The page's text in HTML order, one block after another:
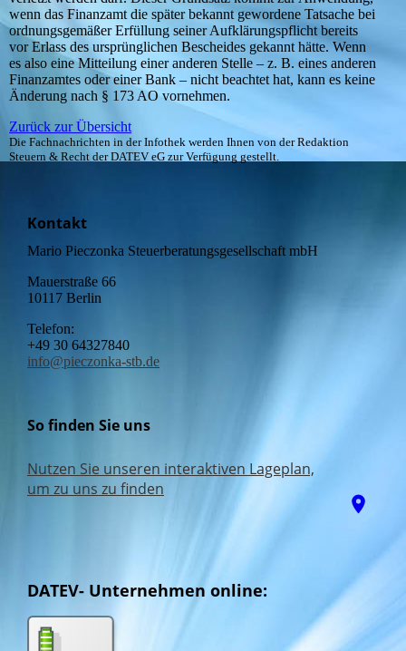
wenn das Finanzamt die später bekannt gewordene Tatsache bei
ordnungsgemäßer Erfüllung seiner Aufklärungspflicht bereits
vor Erlass des ursprünglichen Bescheides gekannt hätte. Wenn
es also eine Mitteilung einer anderen Stelle – z. B. eines anderen
Finanzamtes oder einer Bank – nicht beachtet hat, kann es keine
Änderung nach § 173 AO vornehmen.
Zurück zur Übersicht
Die Fachnachrichten in der Infothek werden Ihnen von der Redaktion
Steuern & Recht der DATEV eG zur Verfügung gestellt.
Kontakt
Mario Pieczonka Steuerberatungsgesellschaft mbH
Mauerstraße 66
10117 Berlin
Telefon:
+49 30 64327840
info@pieczonka-stb.de
So finden Sie uns
Nutzen Sie unseren interaktiven La­ge­plan,
um zu uns zu finden
DATEV- Unternehmen online: